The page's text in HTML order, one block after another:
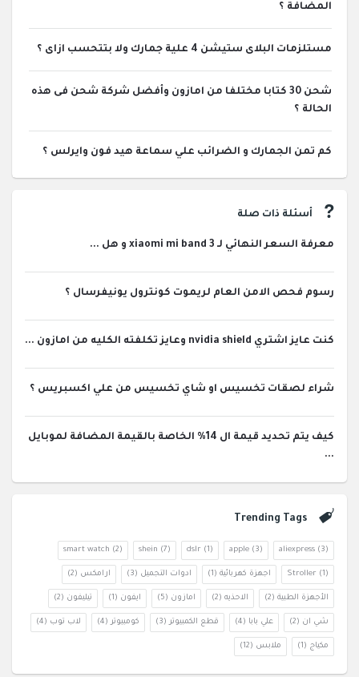
المضافة ؟
مستلزمات البلاى ستيشن 4 علية جمارك ولا بتتحسب ازاى ؟
شحن 30 كتابا مختلفا من امازون وأفضل شركة شحن فى هذه
الحالة ؟
كم تمن الجمارك و الضرائب علي سماعة هيد فون وايرلس ؟
أسئلة ذات صلة
معرفة السعر النهائي لـ xiaomi mi band 3 و هل ...
رسوم فحص الامن العام لريموت كونترول يونيفرسال ؟
كنت عايز اشتري nvidia shield وعايز تكلفته الكليه من امازون ...
شراء لصقات تخسيس او شاي تخسيس من علي اكسبريس ؟
كيف يتم تحديد قيمة ال 14% الخاصة بالقيمة المضافة لموبايل
...
Trending Tags
aliexpress (3)
apple (3)
dslr (1)
shein (7)
smart watch (2)
Stroller (1) اجهزة كهربائية (1) ادوات التجميل (3) ارامكس (2)
الأجهزة الطبية (2) الاحذيه (2) امازون (5) ايفون (1) تيليفون (2)
شي ان (2) علي بابا (4) قطع الكمبيوتر (3) كومبيوتر (4) لاب توب (4)
مكياج (1) ملابس (12)